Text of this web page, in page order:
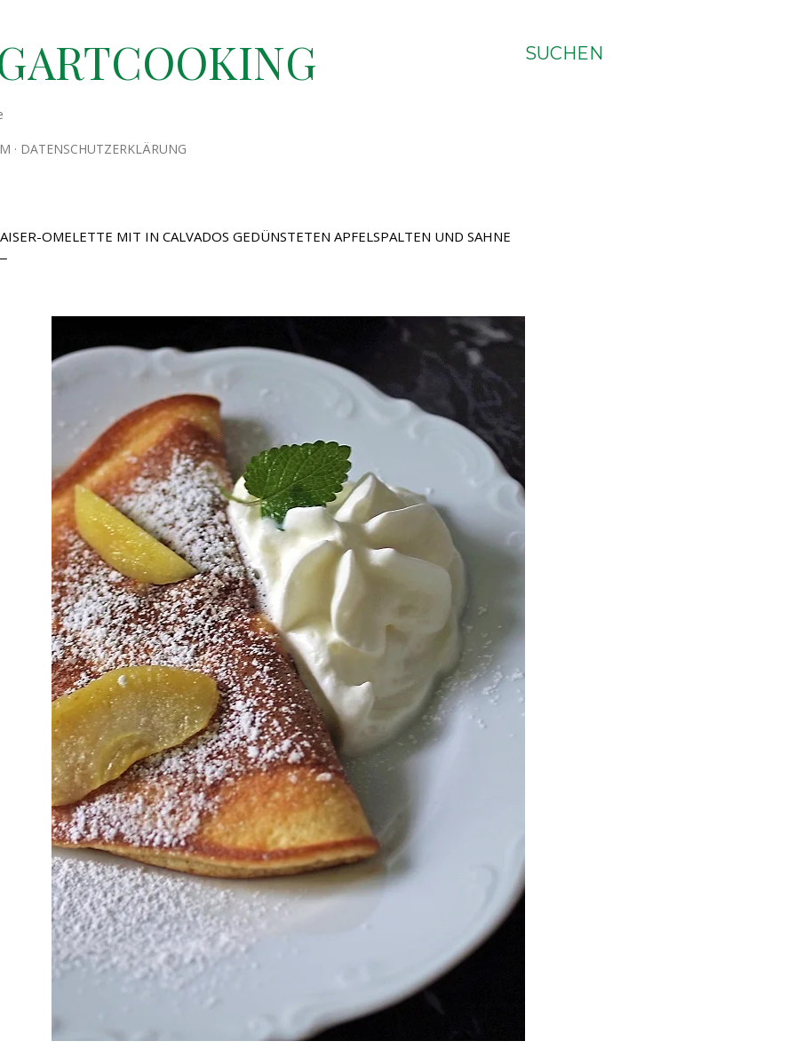
SUCHEN
DATENSCHUTZERKLÄRUNG
OMELETTE MIT IN CALVADOS GEDÜNSTETEN APFELSPALTEN UND SAHNE